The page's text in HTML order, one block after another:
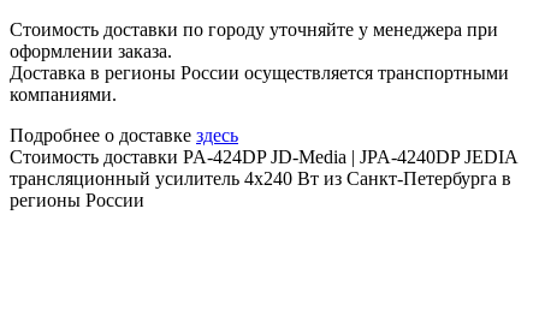
Стоимость доставки по городу уточняйте у менеджера при
оформлении заказа.
Доставка в регионы России осуществляется транспортными
компаниями.
Подробнее о доставке здесь
Стоимость доставки PA-424DP JD-Media | JPA-4240DP JEDIA
трансляционный усилитель 4х240 Вт из Санкт-Петербурга в
регионы России